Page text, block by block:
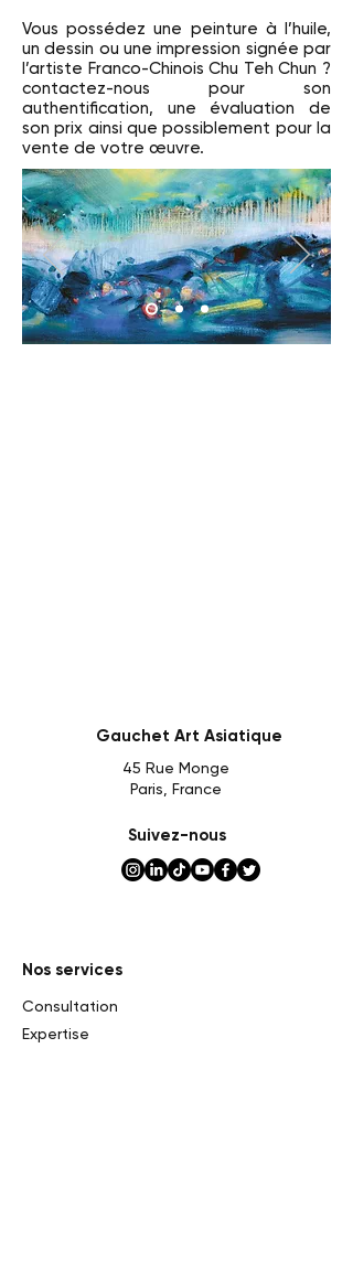
Vous possédez une peinture à l’huile,
un dessin ou une impression signée par
l’artiste Franco-Chinois Chu Teh Chun ?
contactez-nous pour son
authentification, une évaluation de
son prix ainsi que possiblement pour la
vente de votre œuvre.
Gauchet Art Asiatique
45 Rue Monge
Paris, France
Suivez-nous
Nos services
Consultation
Expertise